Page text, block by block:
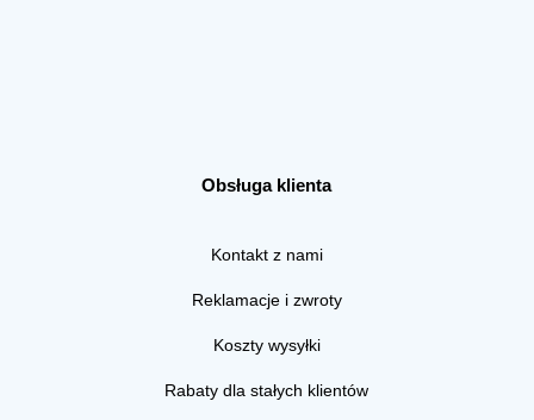
Obsługa klienta
Kontakt z nami
Reklamacje i zwroty
Koszty wysyłki
Rabaty dla stałych klientów